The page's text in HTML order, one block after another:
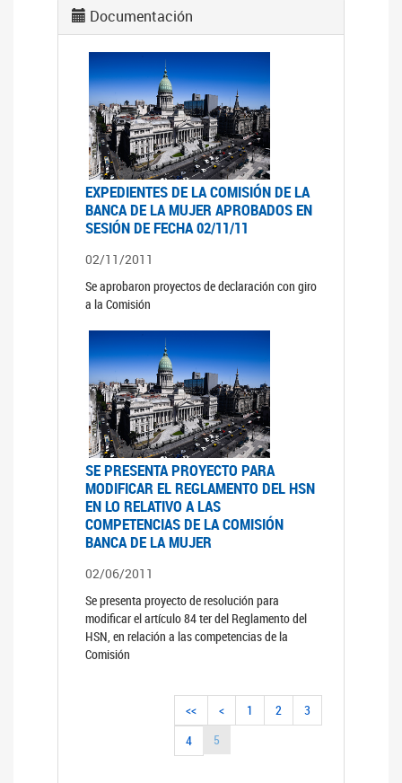
Documentación
EXPEDIENTES DE LA COMISIÓN DE LA
BANCA DE LA MUJER APROBADOS EN
SESIÓN DE FECHA 02/11/11
02/11/2011
Se aprobaron proyectos de declaración con giro
a la Comisión
SE PRESENTA PROYECTO PARA
MODIFICAR EL REGLAMENTO DEL HSN
EN LO RELATIVO A LAS
COMPETENCIAS DE LA COMISIÓN
BANCA DE LA MUJER
02/06/2011
Se presenta proyecto de resolución para
modificar el artículo 84 ter del Reglamento del
HSN, en relación a las competencias de la
Comisión
<< < 1 2
3
4
5